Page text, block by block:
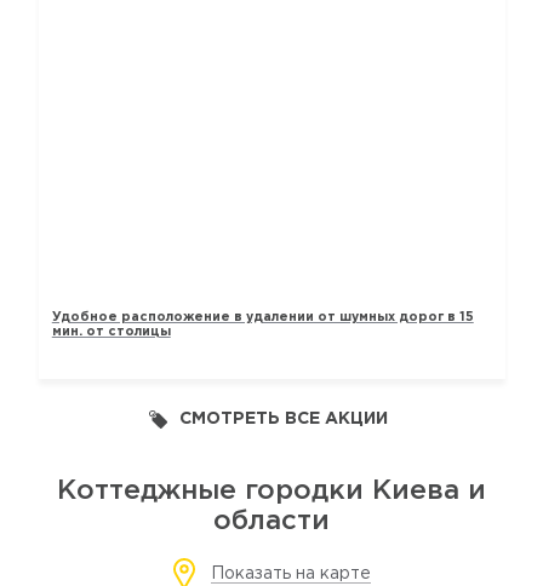
Удобное расположение в удалении от шумных дорог в 15
мин. от столицы
СМОТРЕТЬ ВСЕ АКЦИИ
Коттеджные городки Киева и
области
Показать на карте